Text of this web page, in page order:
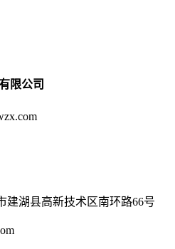
限公司
建湖县高新技术区南环路66号